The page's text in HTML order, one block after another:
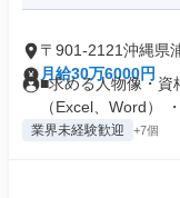
〒901-2121沖縄県
月給30万6000円
■求める人物像・資
（Excel、Word） ・
業界未経験歓迎 +7個